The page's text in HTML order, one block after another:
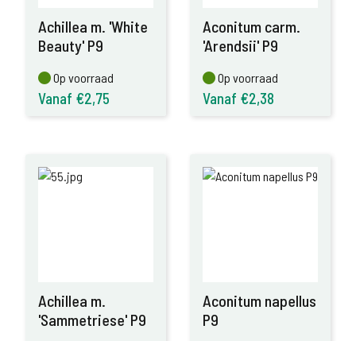
Achillea m. 'White
Beauty' P9
Op voorraad
Op voorraad
Vanaf €2,75
Aconitum carm.
'Arendsii' P9
Op voorraad
Op voorraad
Vanaf €2,38
Achillea m.
'Sammetriese' P9
Aconitum napellus
P9